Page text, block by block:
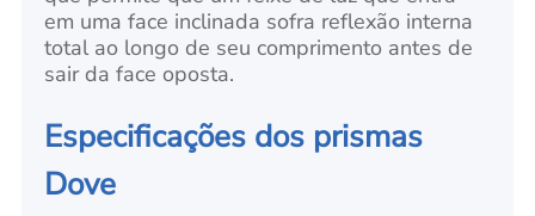
em uma face inclinada sofra reflexão interna
total ao longo de seu comprimento antes de
sair da face oposta.
Especificações dos prismas
Dove